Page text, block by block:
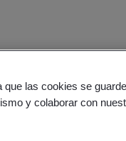
también lo
las cookies se
y colaborar con